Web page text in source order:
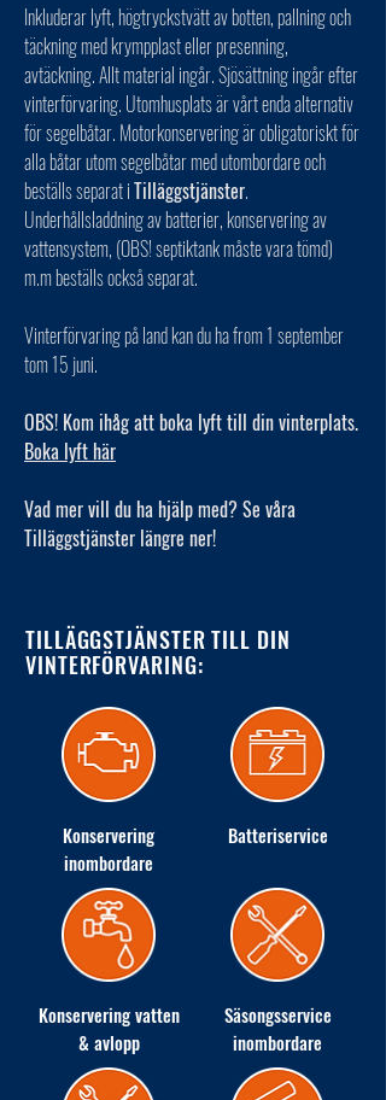
Inkluderar lyft, högtryckstvätt av botten, pallning och
täckning med krympplast eller presenning,
avtäckning. Allt material ingår. Sjösättning ingår efter
vinterförvaring. Utomhusplats är vårt enda alternativ
för segelbåtar. Motorkonservering är obligatoriskt för
alla båtar utom segelbåtar med utombordare och
beställs separat iTilläggstjänster.
Underhållsladdning av batterier, konservering av
vattensystem, (OBS! septiktank måste vara tömd)
m.m beställs också separat.
Vinterförvaring på land kan du ha from 1 september
tom 15 juni.
OBS! Kom ihåg att boka lyft till din vinterplats.
Boka lyft här
Vad mer vill du ha hjälp med? Se våra
Tilläggstjänster längre ner!
TILLÄGGSTJÄNSTER TILL DIN
VINTERFÖRVARING:
Konservering
inombordare
Batteriservice
Konservering vatten
& avlopp
Säsongsservice
inombordare